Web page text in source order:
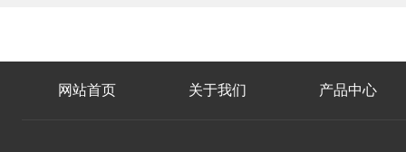
网站首页 关于我们 产品中心